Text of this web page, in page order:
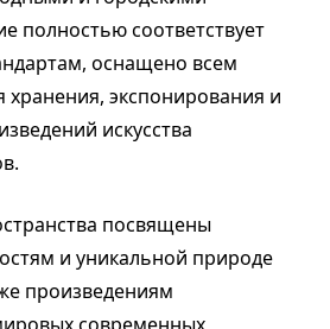
полностью соответствует
оснащено всем
экспонирования и
искусства
посвящены
и уникальной природе
произведениям